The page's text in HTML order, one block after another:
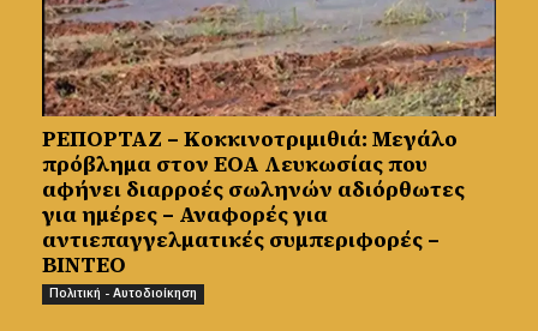
ΡΕΠΟΡΤΑΖ – Κοκκινοτριμιθιά: Μεγάλο
πρόβλημα στον ΕΟΑ Λευκωσίας που
αφήνει διαρροές σωληνών αδιόρθωτες
για ημέρες – Αναφορές για
αντιεπαγγελματικές συμπεριφορές –
ΒΙΝΤΕΟ
Πολιτική - Αυτοδιοίκηση